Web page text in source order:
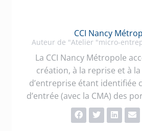
CCI Nancy
Auteur de "Atelier "micro-
La CCI Nancy Métropole
création, à la reprise et à
d’entreprise étant identifiée
d’entrée (avec la CMA) des